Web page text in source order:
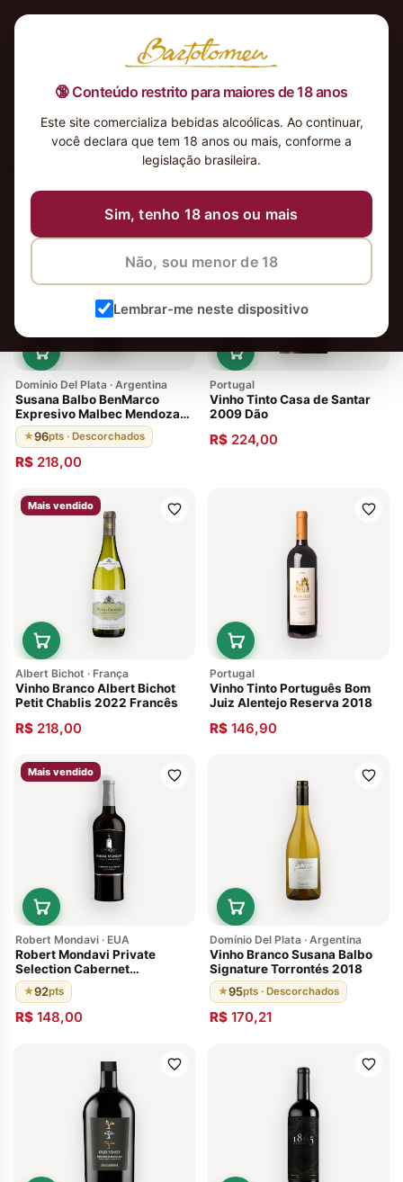
🔞 Conteúdo restrito para maiores de 18 anos
Este site comercializa bebidas alcoólicas. Ao continuar,
você declara que tem 18 anos ou mais, conforme a
legislação brasileira.
Sim, tenho 18 anos ou mais
Não, sou menor de 18
Lembrar-me neste dispositivo
Dominio Del Plata · Argentina
Susana Balbo BenMarco
Expresivo Malbec Mendoza
2017 96 Pts
★96pts · Descorchados
R$ 218,00
Portugal
Vinho Tinto Casa de Santar
2009 Dão
R$ 224,00
Mais vendido
Albert Bichot · França
Vinho Branco Albert Bichot
Petit Chablis 2022 Francês
R$ 218,00
Portugal
Vinho Tinto Português Bom
Juiz Alentejo Reserva 2018
R$ 146,90
Mais vendido
Robert Mondavi · EUA
Robert Mondavi Private
Selection Cabernet
★92pts
R$ 148,00
Domínio Del Plata · Argentina
Vinho Branco Susana Balbo
Signature Torrontés 2018
★95pts · Descorchados
R$ 170,21